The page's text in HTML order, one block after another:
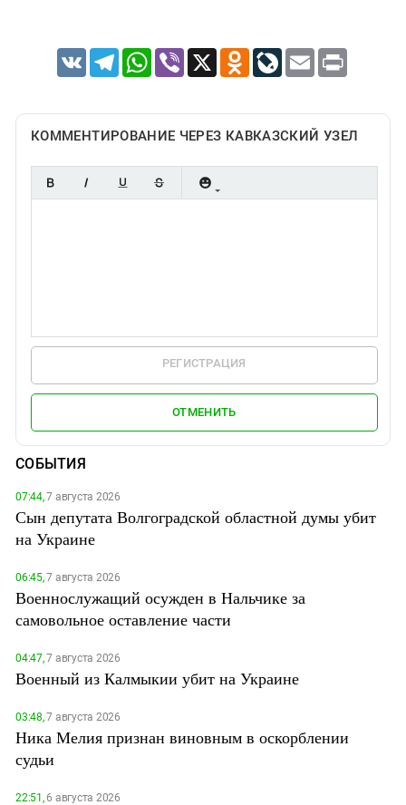
VK TelegramWhatsApp
Viber X Odnoklassniki
LiveJournal
Email Print
КОММЕНТИРОВАНИЕ ЧЕРЕЗ КАВКАЗСКИЙ УЗЕЛ
РЕГИСТРАЦИЯ
ОТМЕНИТЬ
СОБЫТИЯ
07:44,7 августа 2026
Сын депутата Волгоградской областной думы убит
на Украине
06:45,7 августа 2026
Военнослужащий осужден в Нальчике за
самовольное оставление части
04:47,7 августа 2026
Военный из Калмыкии убит на Украине
03:48,7 августа 2026
Ника Мелия признан виновным в оскорблении
судьи
22:51,6 августа 2026